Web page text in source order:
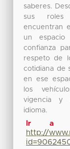
saberes.
sus roles
encuentran
un
confianza
respeto de
cotidiana de
en ese
los
vigencia y
idioma.
Ir a
http://